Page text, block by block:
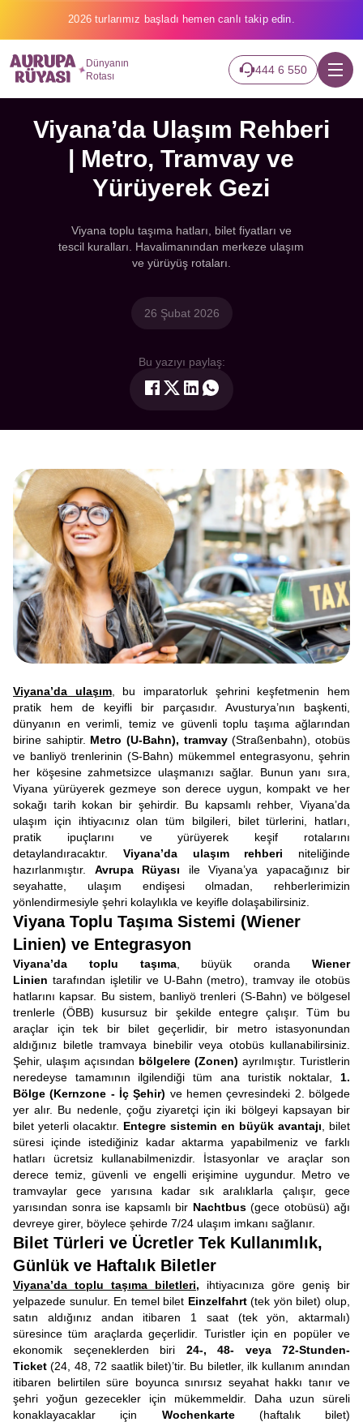
2026 turlarımız başladı hemen canlı takip edin.
Dünyanın
Rotası
444 6 550
Viyana’da Ulaşım Rehberi
| Metro, Tramvay ve
Yürüyerek Gezi
Viyana toplu taşıma hatları, bilet fiyatları ve
tescil kuralları. Havalimanından merkeze ulaşım
ve yürüyüş rotaları.
26 Şubat 2026
Bu yazıyı paylaş:
Viyana’da ulaşım, bu imparatorluk şehrini keşfetmenin hem
pratik hem de keyifli bir parçasıdır. Avusturya’nın başkenti,
dünyanın en verimli, temiz ve güvenli toplu taşıma ağlarından
birine sahiptir. Metro (U-Bahn), tramvay(Straßenbahn), otobüs
ve banliyö trenlerinin (S-Bahn) mükemmel entegrasyonu, şehrin
her köşesine zahmetsizce ulaşmanızı sağlar. Bunun yanı sıra,
Viyana yürüyerek gezmeye son derece uygun, kompakt ve her
sokağı tarih kokan bir şehirdir. Bu kapsamlı rehber, Viyana’da
ulaşım için ihtiyacınız olan tüm bilgileri, bilet türlerini, hatları,
pratik ipuçlarını ve yürüyerek keşif rotalarını
detaylandıracaktır. Viyana’da ulaşım rehberi niteliğinde
hazırlanmıştır. Avrupa Rüyası ile Viyana’ya yapacağınız bir
seyahatte, ulaşım endişesi olmadan, rehberlerimizin
yönlendirmesiyle şehri kolaylıkla ve keyifle dolaşabilirsiniz.
Viyana Toplu Taşıma Sistemi (Wiener
Linien) ve Entegrasyon
Viyana’da toplu taşıma, büyük orandaWiener
Linien tarafından işletilir ve U-Bahn (metro), tramvay ile otobüs
hatlarını kapsar. Bu sistem, banliyö trenleri (S-Bahn) ve bölgesel
trenlerle (ÖBB) kusursuz bir şekilde entegre çalışır. Tüm bu
araçlar için tek bir bilet geçerlidir, bir metro istasyonundan
aldığınız biletle tramvaya binebilir veya otobüs kullanabilirsiniz.
Şehir, ulaşım açısından bölgelere (Zonen) ayrılmıştır. Turistlerin
neredeyse tamamının ilgilendiği tüm ana turistik noktalar, 1.
Bölge (Kernzone - İç Şehir) ve hemen çevresindeki 2. bölgede
yer alır. Bu nedenle, çoğu ziyaretçi için iki bölgeyi kapsayan bir
bilet yeterli olacaktır. Entegre sistemin en büyük avantajı , bilet
süresi içinde istediğiniz kadar aktarma yapabilmeniz ve farklı
hatları ücretsiz kullanabilmenizdir. İstasyonlar ve araçlar son
derece temiz, güvenli ve engelli erişimine uygundur. Metro ve
tramvaylar gece yarısına kadar sık aralıklarla çalışır, gece
yarısından sonra ise kapsamlı bir Nachtbus (gece otobüsü) ağı
devreye girer, böylece şehirde 7/24 ulaşım imkanı sağlanır.
Bilet Türleri ve Ücretler Tek Kullanımlık,
Günlük ve Haftalık Biletler
Viyana’da toplu taşıma biletleri, ihtiyacınıza göre geniş bir
yelpazede sunulur. En temel bilet Einzelfahrt(tek yön bilet) olup,
satın aldığınız andan itibaren 1 saat (tek yön, aktarmalı)
süresince tüm araçlarda geçerlidir. Turistler için en popüler ve
ekonomik seçeneklerden biri 24-, 48- veya 72-Stunden-
Ticket (24, 48, 72 saatlik bilet)’tir. Bu biletler, ilk kullanım anından
itibaren belirtilen süre boyunca sınırsız seyahat hakkı tanır ve
şehri yoğun gezecekler için mükemmeldir. Daha uzun süreli
konaklayacaklar için Wochenkarte(haftalık bilet)